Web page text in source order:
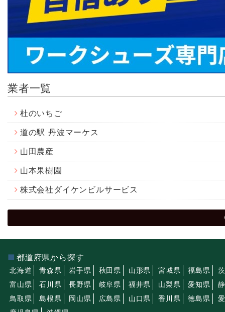
業者一覧
杜のいちご
道の駅 丹波マーケス
山田農産
山本果樹園
株式会社ダイケンビルサービス
都道府県から探す
北海道 青森県 岩手県 秋田県 山形県 宮城県 福島県
富山県
石川県 長野県 岐阜県 福井県 山梨県 愛知県
鳥取県
島根県 岡山県 広島県 山口県 香川県 徳島県